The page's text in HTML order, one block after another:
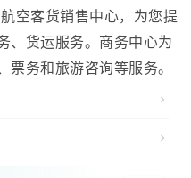
空客货销售中心，为您提
、货运服务。商务中心为
务和旅游咨询等服务。